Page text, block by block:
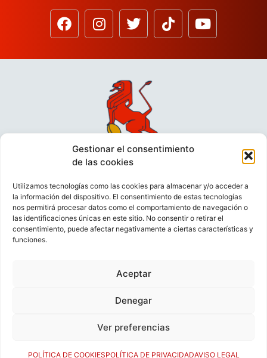
Gestionar el consentimiento
de las cookies
Utilizamos tecnologías como las cookies para almacenar y/o acceder a
la información del dispositivo. El consentimiento de estas tecnologías
nos permitirá procesar datos como el comportamiento de navegación o
las identificaciones únicas en este sitio. No consentir o retirar el
consentimiento, puede afectar negativamente a ciertas características y
funciones.
Aceptar
Denegar
Ver preferencias
POLÍTICA DE COOKIESPOLÍTICA DE PRIVACIDADAVISO LEGAL
VIDEOCONFERENCIAS
POLÍTICA DE PRIVACIDAD
CONTACTO
© FEDERACIÓN ESPAÑOLA DE RUGBY 2023.